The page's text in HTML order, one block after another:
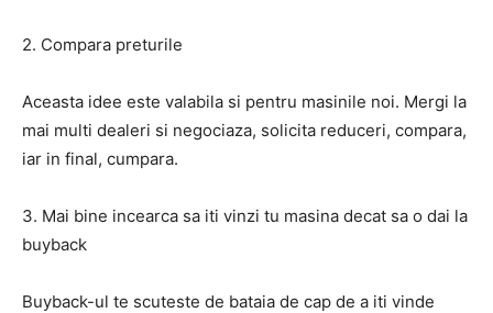
2. Compara preturile
Aceasta idee este valabila si pentru masinile noi. Mergi la
mai multi dealeri si negociaza, solicita reduceri, compara,
iar in final, cumpara.
3. Mai bine incearca sa iti vinzi tu masina decat sa o dai la
buyback
Buyback-ul te scuteste de bataia de cap de a iti vinde